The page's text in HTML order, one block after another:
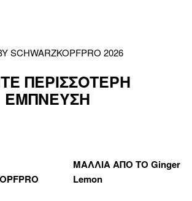
SCHWARZKOPFPRO 2026
ΠΕΡΙΣΣΟΤΕΡΗ
ΕΜΠΝΕΥΣΗ
ΜΑΛΛΙΑ ΑΠΟ ΤΟ Ginger
Lemon